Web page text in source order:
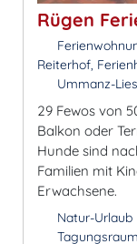
Rügen
Reiterhof,
Ummanz-
29 Fewos von
Balkon oder
Hunde sind
Familien mit
Erwachsene.
Natur-Urlaub
Tagungsraum